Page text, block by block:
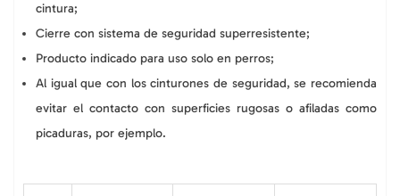
cintura;
Cierre con sistema de seguridad superresistente;
Producto indicado para uso solo en perros;
Al igual que con los cinturones de seguridad, se recomienda
evitar el contacto con superficies rugosas o afiladas como
picaduras, por ejemplo.